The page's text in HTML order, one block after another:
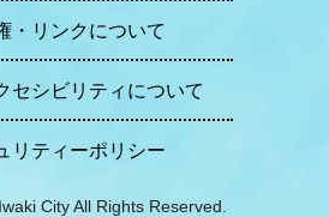
・リンクについて
セシビリティについて
リティーポリシー
City All Rights Reserved.